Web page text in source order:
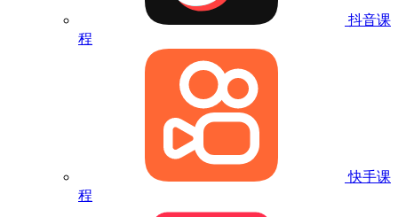
抖音课
程
快手课
程